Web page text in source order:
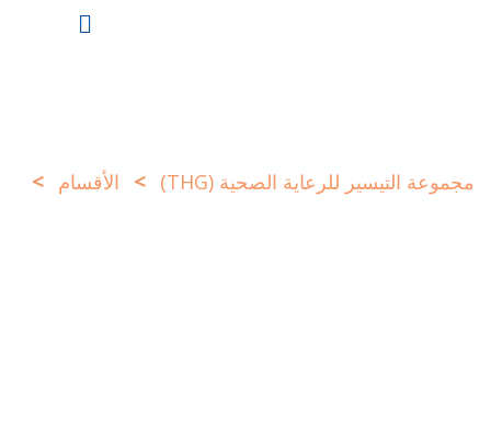
مجموعة التيسير للرعاية الصحية (THG) > الأقسام >